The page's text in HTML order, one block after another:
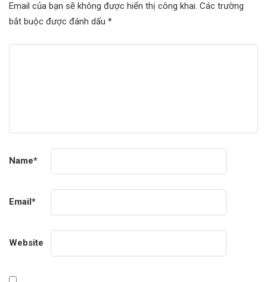
Email của bạn sẽ không được hiển thị công khai. Các trường
bắt buộc được đánh dấu *
Name*
Email*
Website